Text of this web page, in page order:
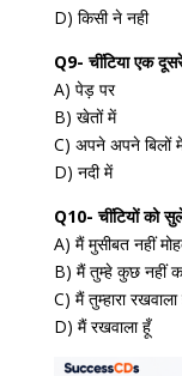
D) किसी ने नही
Q9- चींटिया एक
A) पेड़ पर
B) खेतों में
C) अपने अपने बिलों
D) नदी में
Q10- चींटियों को
A) मैं मुसीबत नहीं
B) मैं तुम्हे कुछ नहीं
C) मैं तुम्हारा
D) मैं रखवाला हूँ